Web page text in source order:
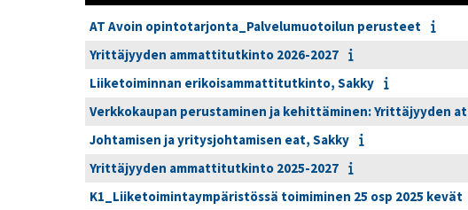
AT Avoin opintotarjonta_Palvelumuotoilun perusteet
Yrittäjyyden ammattitutkinto 2026-2027
Liiketoiminnan erikoisammattitutkinto, Sakky
Verkkokaupan perustaminen ja kehittäminen: Yrittäjyyden at
Johtamisen ja yritysjohtamisen eat, Sakky
Yrittäjyyden ammattitutkinto 2025-2027
K1_Liiketoimintaympäristössä toimiminen 25 osp 2025 kevät